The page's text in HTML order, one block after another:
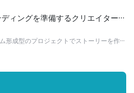
ィングを準備するクリエイターの
イド
形成型のプロジェクトでストーリーを作成
ご紹介します。